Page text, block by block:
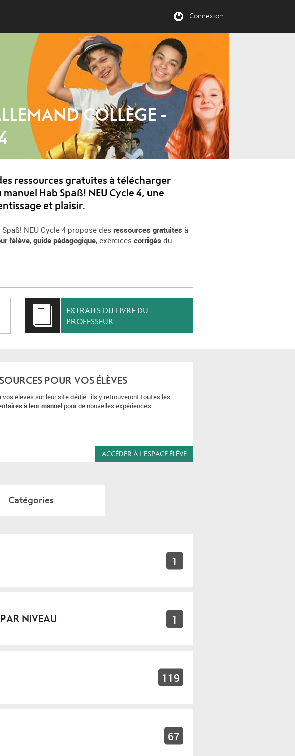
Connexion
COLLÈGE - M
ressources gratuites à télécharger
Hab Spaß! NEU Cycle 4, une
et plaisir.
NEU Cycle 4 propose des ressources gratuites à
l'élève, guide pédagogique, exercices corrigés du
EXTRAITS DU LIVRE DU
PROFESSEUR
POUR VOS ÉLÈVES
vos élèves sur leur site dédié : ils y retrouveront toutes les
à leur manuel pour de nouvelles expériences
ACCÉDER À L'ESPACE ÉLÈVE
Catégories
1
NIVEAU 1
119
67